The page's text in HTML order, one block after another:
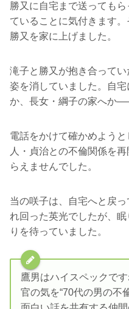
勝又に自宅まで送っても
ていることに気付きます
勝又を家に上げました。
滝子と勝又が抱き合って
姿を消していました。自
か、長女・綱子の家へか
電話をかけて確かめよう
人・貞治との不倫関係を
らえませんでした。
当の咲子は、自宅へと戻
れ回った英光でしたが、
りを待っていました。
鷹男はハイスペックで
官の気を“70代の男の不